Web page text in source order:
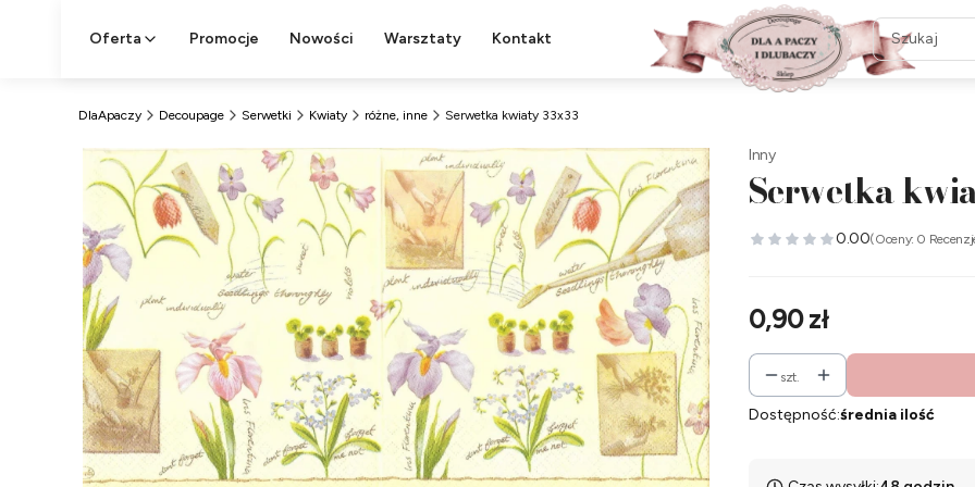
Oferta Promocje Nowości Warsztaty Kontakt
DlaApaczy Decoupage Serwetki Kwiaty różne, inne Serwetka kwiaty 33x33
Inny
Serwetka
0.00(Oceny: 0
Cena
0,90 zł
szt.
Dostępność:średnia ilość